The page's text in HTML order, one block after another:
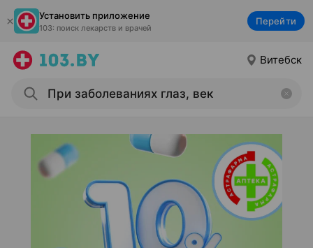
Установить приложение
103: поиск лекарств и врачей
Перейти
Витебск